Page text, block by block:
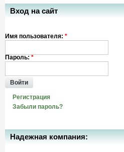
Вход на сайт
Имя пользователя: *
Пароль: *
Войти
Регистрация
Забыли пароль?
Надежная компания: